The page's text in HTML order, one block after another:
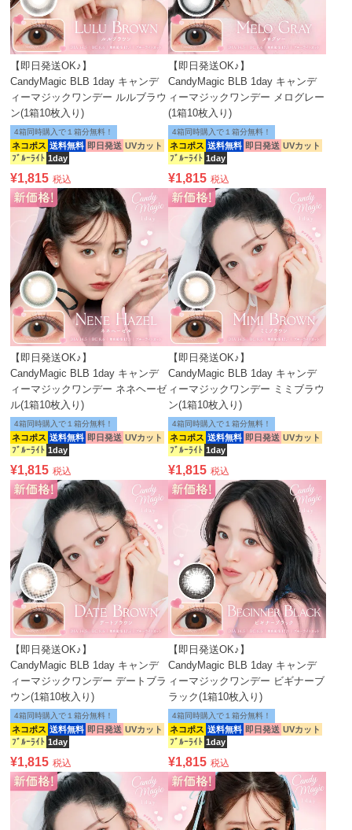
【即日発送OK♪】
CandyMagic BLB 1day キャンデ
ィーマジックワンデー ルルブラウ
ン(1箱10枚入り)
ネコポス 送料無料 即日発送 UVカット
ﾌﾞﾙｰﾗｲﾄ 1day
4箱同時購入で１箱分無料！
¥1,815 税込
【即日発送OK♪】
CandyMagic BLB 1day キャンデ
ィーマジックワンデー メログレー
(1箱10枚入り)
ネコポス 送料無料 即日発送 UVカット
ﾌﾞﾙｰﾗｲﾄ 1day
4箱同時購入で１箱分無料！
¥1,815 税込
【即日発送OK♪】
CandyMagic BLB 1day キャンデ
ィーマジックワンデー ネネヘーゼ
ル(1箱10枚入り)
ネコポス 送料無料 即日発送 UVカット
ﾌﾞﾙｰﾗｲﾄ 1day
4箱同時購入で１箱分無料！
¥1,815 税込
【即日発送OK♪】
CandyMagic BLB 1day キャンデ
ィーマジックワンデー ミミブラウ
ン(1箱10枚入り)
ネコポス 送料無料 即日発送 UVカット
ﾌﾞﾙｰﾗｲﾄ 1day
4箱同時購入で１箱分無料！
¥1,815 税込
【即日発送OK♪】
CandyMagic BLB 1day キャンデ
ィーマジックワンデー デートブラ
ウン(1箱10枚入り)
ネコポス 送料無料 即日発送 UVカット
ﾌﾞﾙｰﾗｲﾄ 1day
4箱同時購入で１箱分無料！
¥1,815 税込
【即日発送OK♪】
CandyMagic BLB 1day キャンデ
ィーマジックワンデー ビギナーブ
ラック(1箱10枚入り)
ネコポス 送料無料 即日発送 UVカット
ﾌﾞﾙｰﾗｲﾄ 1day
4箱同時購入で１箱分無料！
¥1,815 税込